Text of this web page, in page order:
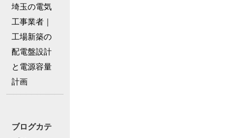
埼玉の電気
工事業者｜
工場新築の
配電盤設計
と電源容量
計画
ブログカテ